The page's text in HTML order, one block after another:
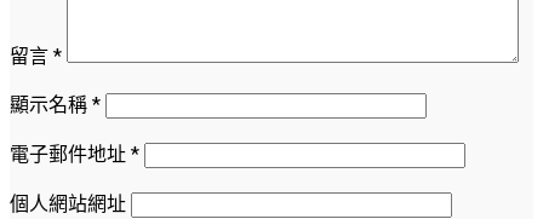
留言 *
顯示名稱 *
電子郵件地址 *
個人網站網址